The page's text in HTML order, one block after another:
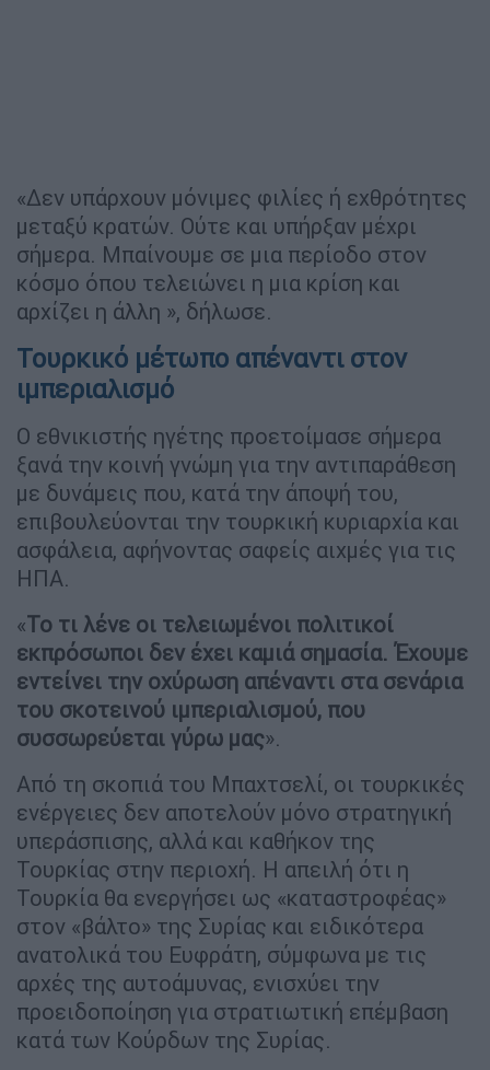
«Δεν υπάρχουν μόνιμες φιλίες ή εχθρότητες
μεταξύ κρατών. Ούτε και υπήρξαν μέχρι
σήμερα. Μπαίνουμε σε μια περίοδο στον
κόσμο όπου τελειώνει η μια κρίση και
αρχίζει η άλλη », δήλωσε.
Τουρκικό μέτωπο απέναντι στον
ιμπεριαλισμό
Ο εθνικιστής ηγέτης προετοίμασε σήμερα
ξανά την κοινή γνώμη για την αντιπαράθεση
με δυνάμεις που, κατά την άποψή του,
επιβουλεύονται την τουρκική κυριαρχία και
ασφάλεια, αφήνοντας σαφείς αιχμές για τις
ΗΠΑ.
«Το τι λένε οι τελειωμένοι πολιτικοί
εκπρόσωποι δεν έχει καμιά σημασία. Έχουμε
εντείνει την οχύρωση απέναντι στα σενάρια
του σκοτεινού ιμπεριαλισμού, που
συσσωρεύεται γύρω μας».
Από τη σκοπιά του Μπαχτσελί, οι τουρκικές
ενέργειες δεν αποτελούν μόνο στρατηγική
υπεράσπισης, αλλά και καθήκον της
Τουρκίας στην περιοχή. Η απειλή ότι η
Τουρκία θα ενεργήσει ως «καταστροφέας»
στον «βάλτο» της Συρίας και ειδικότερα
ανατολικά του Ευφράτη, σύμφωνα με τις
αρχές της αυτοάμυνας, ενισχύει την
προειδοποίηση για στρατιωτική επέμβαση
κατά των Κούρδων της Συρίας.